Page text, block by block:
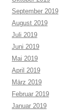
September 2019
August 2019
Juli 2019
Juni 2019
Mai 2019
April 2019
März 2019
Februar 2019
Januar 2019